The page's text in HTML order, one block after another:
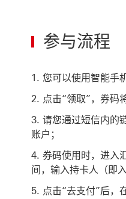
参与流程
您可以使用智能手
点击“领取”，券码
请您通过短信内的
账户；
券码使用时，进入
间，输入持卡人（即
点击“去支付”后，